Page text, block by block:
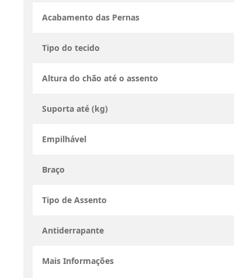
Acabamento das Pernas
Tipo do tecido
Altura do chão até o assento
Suporta até (kg)
Empilhável
Braço
Tipo de Assento
Antiderrapante
Mais Informações